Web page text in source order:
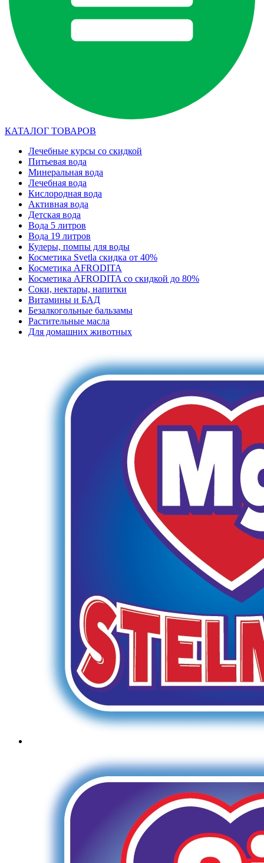
КАТАЛОГ ТОВАРОВ
Лечебные курсы со скидкой
Питьевая вода
Минеральная вода
Лечебная вода
Кислородная вода
Активная вода
Детская вода
Вода 5 литров
Вода 19 литров
Кулеры, помпы для воды
Косметика Svetla скидка от 40%
Косметика AFRODITA
Косметика AFRODITA со скидкой до 80%
Соки, нектары, напитки
Витамины и БАД
Безалкогольные бальзамы
Растительные масла
Для домашних животных